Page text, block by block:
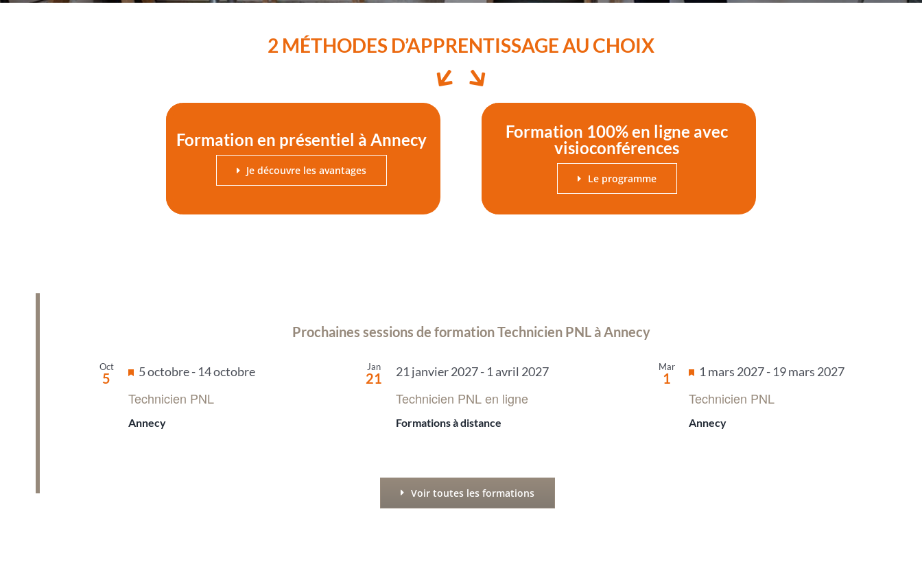
2 MÉTHODES D’APPRENTISSAGE AU CHOIX
Formation en présentiel à Annecy
Je découvre les avantages
Formation 100% en ligne avec
visioconférences
Le programme
Prochaines sessions de formation Technicien PNL à Annecy
Oct
5
Mis
5 octobre- 14 octobre
Technicien PNL
Annecy
Jan
21 21 janvier 2027- 1 avril 2027
Technicien PNL en ligne
Formations à distance
Mar
1
Mis
1 mars 2027- 19 mars 2027
Technicien PNL
Annecy
Voir toutes les formations